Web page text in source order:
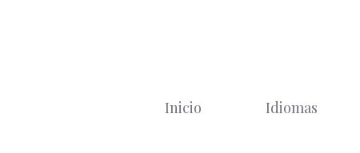
Inicio Idiomas